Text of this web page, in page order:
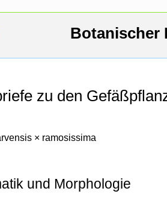
Botanischer
zu den
× ramosissima
und Morphologie